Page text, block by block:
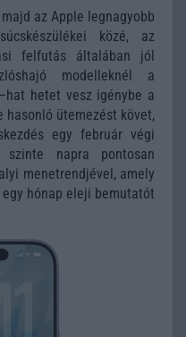
az Apple legnagyobb
közé, az
felfutás általában jól
modelleknél a
hetet vesz igénybe a
hasonló ütemezést követ,
egy február végi
napra pontosan
menetrendjével, amely
hónap eleji bemutatót